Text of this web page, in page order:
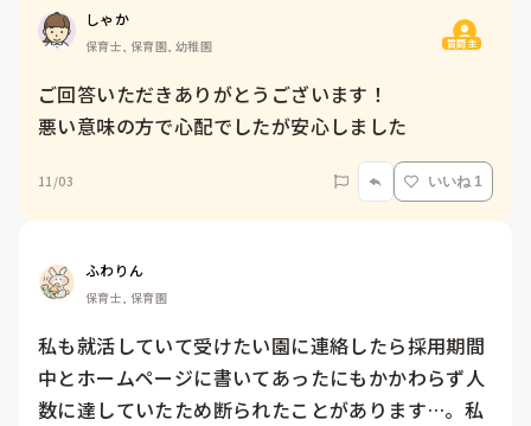
しゃか
保育士, 保育園, 幼稚園 質問主
ご回答いただきありがとうございます！
悪い意味の方で心配でしたが安心しました
11/03 いいね 1
ふわりん
保育士, 保育園
私も就活していて受けたい園に連絡したら採用期間
中とホームページに書いてあったにもかかわらず人
数に達していたため断られたことがあります…。私